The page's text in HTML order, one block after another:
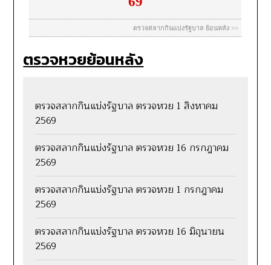
ตรวจหวยย้อนหลัง
ตรวจสลากกินแบ่งรัฐบาล ตรวจหวย 1 สิงหาคม
2569
ตรวจสลากกินแบ่งรัฐบาล ตรวจหวย 16 กรกฎาคม
2569
ตรวจสลากกินแบ่งรัฐบาล ตรวจหวย 1 กรกฎาคม
2569
ตรวจสลากกินแบ่งรัฐบาล ตรวจหวย 16 มิถุนายน
2569